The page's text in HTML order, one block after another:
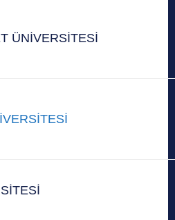
ÜNİVERSİTESİ